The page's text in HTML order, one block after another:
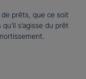
prêts, que ce soit
s’agisse du prêt